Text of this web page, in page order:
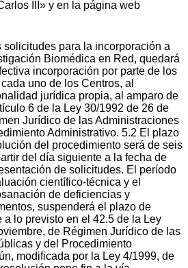
III» y en la página web
solicitudes para la incorporación a
Biomédica en Red, quedará
incorporación por parte de los
uno de los Centros, al
jurídica propia, al amparo de
6 de la Ley 30/1992 de 26 de
Jurídico de las Administraciones
Administrativo. 5.2 El plazo
del procedimiento será de seis
del día siguiente a la fecha de
de solicitudes. El período
científico-técnica y el
de deficiencias y
suspenderá el plazo de
a lo previsto en el 42.5 de la Ley
de Régimen Jurídico de las
y del Procedimiento
modificada por la Ley 4/1999, de